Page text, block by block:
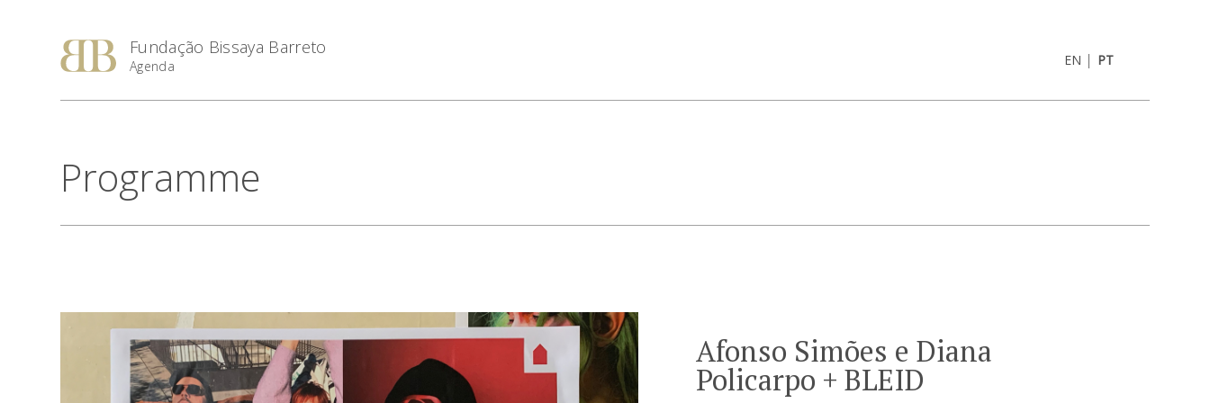
Fundação Bissaya Barreto
Agenda EN | PT
Programme
Afonso Simões e Diana
Policarpo + BLEID